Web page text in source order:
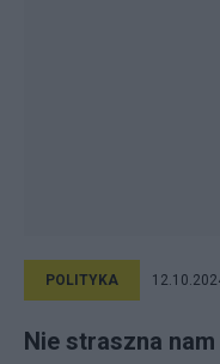
POLITYKA
Nie straszna